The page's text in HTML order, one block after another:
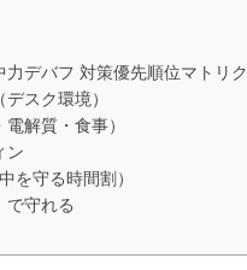
力デバフ 対策優先順位マトリ
スク環境）
解質・食事）
ン
を守る時間割）
で守れる